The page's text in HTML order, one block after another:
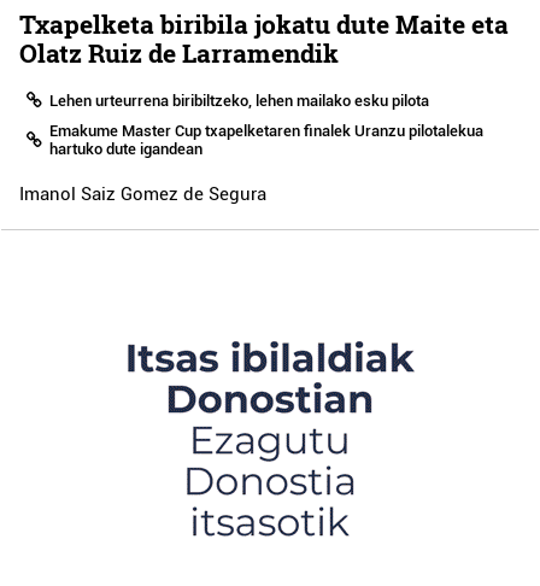
Txapelketa biribila jokatu dute Maite eta
Olatz Ruiz de Larramendik
Lehen urteurrena biribiltzeko, lehen mailako esku pilota
Emakume Master Cup txapelketaren finalek Uranzu pilotalekua
hartuko dute igandean
Imanol Saiz Gomez de Segura